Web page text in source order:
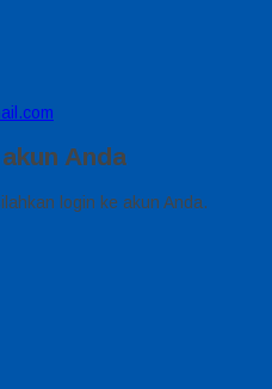
Anda
login ke akun Anda.